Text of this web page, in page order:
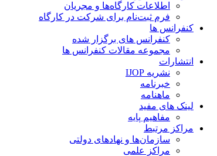
اطلاعات کارگاه‌ها و مجریان
فرم ثبت‌نام برای شرکت در کارگاه
کنفرانس ها
کنفرانس های برگزار شده
مجموعه مقالات کنفرانس ها
انتشارات
نشریه IJOP
خبرنامه
ماهنامه
لینک های مفید
مفاهیم پایه
مراکز مرتبط
سازمان‌ها و نهادهای دولتی
مراکز علمی